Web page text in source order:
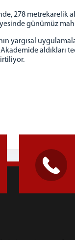
278 metrekarelik
günümüz
yargısal
aldıkları